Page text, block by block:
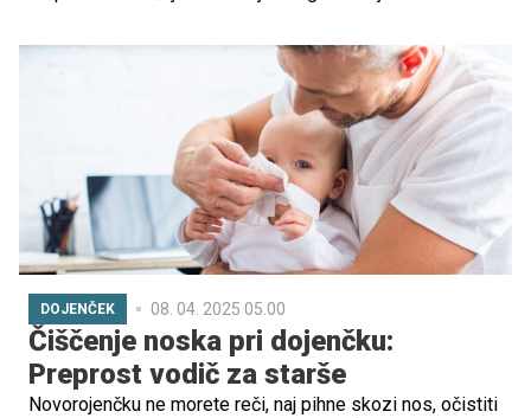
teh vedenj z odraščanjem mine. V tem članku bomo
raziskali sedem čudnih vedenj, ki jih otroci pogosto
izvajajo, in podali nasvete, kako se z njimi spoprijeti.
DOJENČEK 08. 04. 2025 05.00
Čiščenje noska pri dojenčku:
Preprost vodič za starše
Novorojenčku ne morete reči, naj pihne skozi nos, očistiti